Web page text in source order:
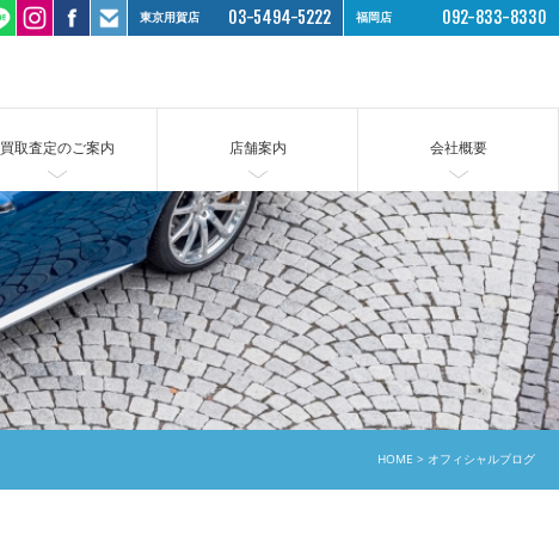
東京用賀店 03-5494-5222 福岡店 092-833-8330
買取査定のご案内 店舗案内 会社概要
HOME オフィシャルブログ